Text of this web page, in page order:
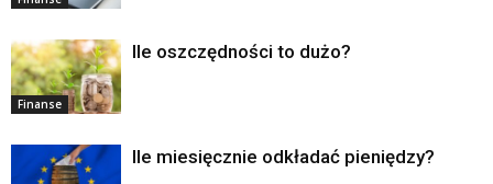
Finanse
Ile oszczędności to dużo?
Ile miesięcznie odkładać pieniędzy?